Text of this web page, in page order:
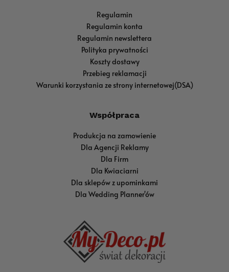
Regulamin
Regulamin konta
Regulamin newslettera
Polityka prywatności
Koszty dostawy
Przebieg reklamacji
Warunki korzystania ze strony internetowej(DSA)
Współpraca
Produkcja na zamowienie
Dla Agencji Reklamy
Dla Firm
Dla Kwiaciarni
Dla sklepów z upominkami
Dla Wedding Planner'ów